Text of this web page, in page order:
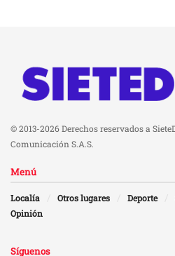
© 2013-2026 Derechos reservados a
Comunicación S.A.S.
Menú
Localía Otros lugares Deporte
Opinión
Síguenos